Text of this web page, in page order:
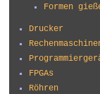
Formen
Drucker
FPGAs
Röhren